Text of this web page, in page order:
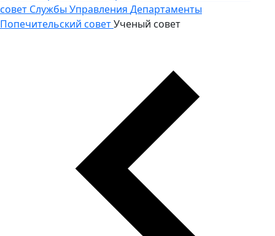
совет Службы Управления Департаменты
Попечительский советУченый совет